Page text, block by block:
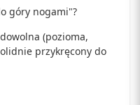
góry nogami"?
(pozioma,
przykręcony do